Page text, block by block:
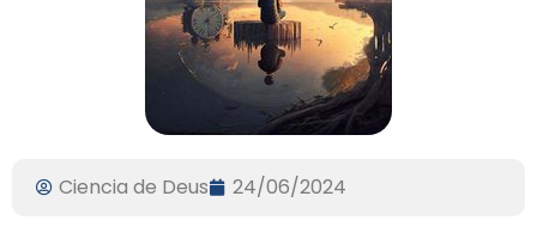
Ciencia de Deus 24/06/2024